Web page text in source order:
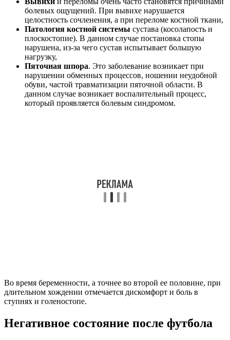
болевых ощущений. При вывихе нарушается
целостность сочленения, а при переломе костной ткани,
Патология костной системы сустава (косолапость и
плоскостопие). В данном случае постановка стопы
нарушена, из-за чего сустав испытывает большую
нагрузку,
Пяточная шпора. Это заболевание возникает при
нарушении обменных процессов, ношении неудобной
обуви, частой травматизации пяточной области. В
данном случае возникает воспалительный процесс,
который проявляется болевым синдромом.
Во время беременности, а точнее во второй ее половине, при
длительном хождении отмечается дискомфорт и боль в
ступнях и голеностопе.
Негативное состояние после футбола